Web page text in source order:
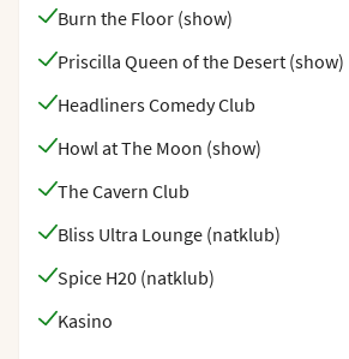
Burn the Floor (show)
Priscilla Queen of the Desert (show)
Headliners Comedy Club
Howl at The Moon (show)
The Cavern Club
Bliss Ultra Lounge (natklub)
Spice H20 (natklub)
Kasino